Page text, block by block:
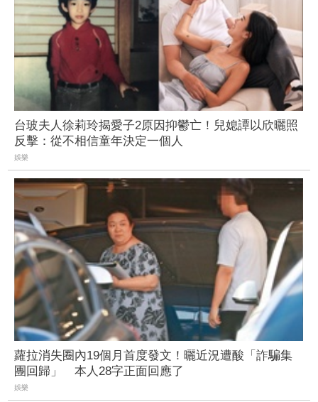
台玻夫人徐莉玲揭愛子2原因抑鬱亡！兒媳譚以欣曬照
反擊：從不相信童年決定一個人
娛樂
蘿拉消失圈內19個月首度發文！曬近況遭酸「詐騙集
團回歸」 本人28字正面回應了
娛樂